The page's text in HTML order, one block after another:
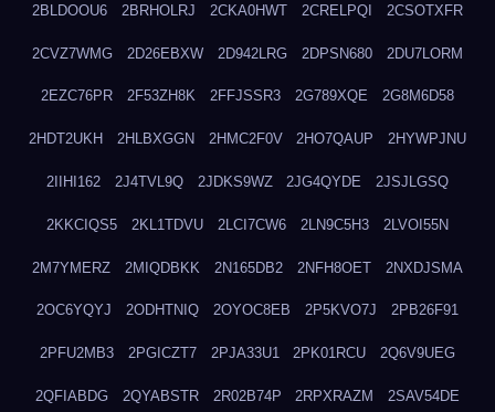
2BLDOOU6 2BRHOLRJ 2CKA0HWT 2CRELPQI 2CSOTXFR
2CVZ7WMG 2D26EBXW 2D942LRG 2DPSN680 2DU7LORM
2EZC76PR 2F53ZH8K 2FFJSSR3 2G789XQE 2G8M6D58
2HDT2UKH 2HLBXGGN 2HMC2F0V 2HO7QAUP 2HYWPJNU
2IIHI162 2J4TVL9Q 2JDKS9WZ 2JG4QYDE 2JSJLGSQ
2KKCIQS5 2KL1TDVU 2LCI7CW6 2LN9C5H3 2LVOI55N
2M7YMERZ 2MIQDBKK 2N165DB2 2NFH8OET 2NXDJSMA
2OC6YQYJ 2ODHTNIQ 2OYOC8EB 2P5KVO7J 2PB26F91
2PFU2MB3 2PGICZT7 2PJA33U1 2PK01RCU 2Q6V9UEG
2QFIABDG 2QYABSTR 2R02B74P 2RPXRAZM 2SAV54DE